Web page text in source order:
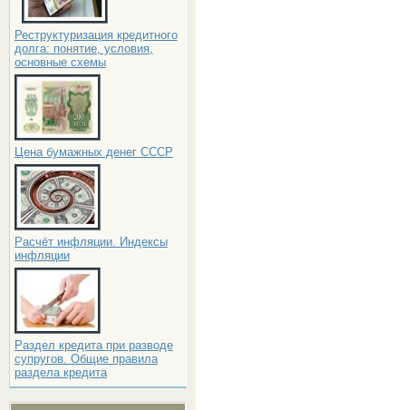
Реструктуризация кредитного
долга: понятие, условия,
основные схемы
Цена бумажных денег СССР
Расчёт инфляции. Индексы
инфляции
Раздел кредита при разводе
супругов. Общие правила
раздела кредита